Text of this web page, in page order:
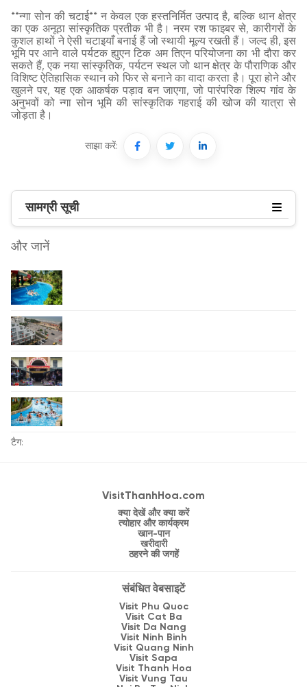
**न्गा सोन की चटाई** न केवल एक हस्तनिर्मित उत्पाद है, बल्कि थान क्षेत्र
का एक अनूठा सांस्कृतिक प्रतीक भी है। नरम रश फाइबर से, कारीगरों के
कुशल हाथों ने ऐसी चटाइयाँ बनाई हैं जो स्थायी मूल्य रखती हैं। जल्द ही, इस
भूमि पर आने वाले पर्यटक ह्युएन टिक अम तिएन परियोजना का भी दौरा कर
सकते हैं, एक नया सांस्कृतिक, पर्यटन स्थल जो थान क्षेत्र के पौराणिक और
विशिष्ट ऐतिहासिक स्थान को फिर से बनाने का वादा करता है। पूरा होने और
खुलने पर, यह एक आकर्षक पड़ाव बन जाएगा, जो पारंपरिक शिल्प गांव के
अनुभवों को न्गा सोन भूमि की सांस्कृतिक गहराई की खोज की यात्रा से
जोड़ता है।
साझा करें:
सामग्री सूची
और जानें
टैग:
VisitThanhHoa.com
क्या देखें और क्या करें
त्योहार और कार्यक्रम
खान-पान
खरीदारी
ठहरने की जगहें
संबंधित वेबसाइटें
Visit Phu Quoc
Visit Cat Ba
Visit Da Nang
Visit Ninh Binh
Visit Quang Ninh
Visit Sapa
Visit Thanh Hoa
Visit Vung Tau